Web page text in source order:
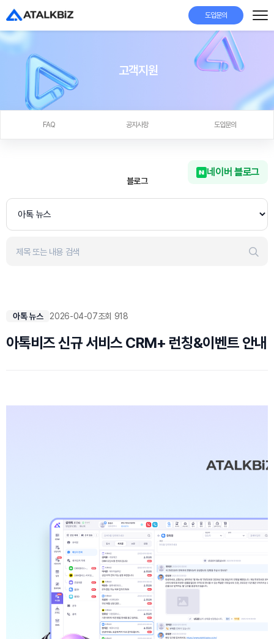
도입문의
고객지원
FAQ 공지사항 도입문의
블로그
네이버 블로그
아톡 뉴스 2026-04-07조회 918
아톡비즈 신규 서비스 CRM+ 런칭&이벤트 안내